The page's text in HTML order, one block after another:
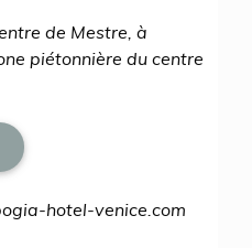
de Mestre, à
piétonnière du centre
hotel-venice.com